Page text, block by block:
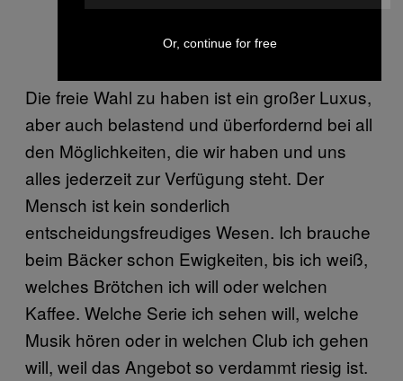
Die freie Wahl zu haben ist ein großer Luxus,
aber auch belastend und überfordernd bei all
den Möglichkeiten, die wir haben und uns
alles jederzeit zur Verfügung steht. Der
Mensch ist kein sonderlich
entscheidungsfreudiges Wesen. Ich brauche
beim Bäcker schon Ewigkeiten, bis ich weiß,
welches Brötchen ich will oder welchen
Kaffee. Welche Serie ich sehen will, welche
Musik hören oder in welchen Club ich gehen
will, weil das Angebot so verdammt riesig ist.
Or, continue for free